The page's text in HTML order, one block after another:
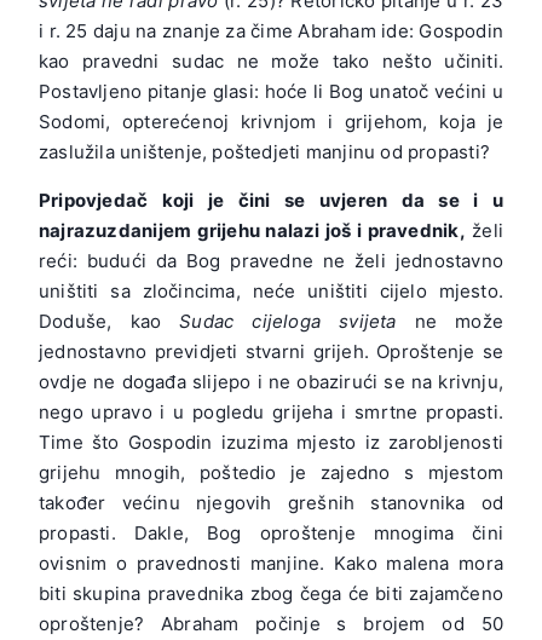
i r. 25 daju na znanje za čime Abraham ide: Gospodin
kao pravedni sudac ne može tako nešto učiniti.
Postavljeno pitanje glasi: hoće li Bog unatoč većini u
Sodomi, opterećenoj krivnjom i grijehom, koja je
zaslužila uništenje, poštedjeti manjinu od propasti?
Pripovjedač koji je čini se uvjeren da se i u
najrazuzdanijem grijehu nalazi još i pravednik, želi
reći: budući da Bog pravedne ne želi jednostavno
uništiti sa zločincima, neće uništiti cijelo mjesto.
Doduše, kaoSudac cijeloga svijeta ne može
jednostavno previdjeti stvarni grijeh. Oproštenje se
ovdje ne događa slijepo i ne obazirući se na krivnju,
nego upravo i u pogledu grijeha i smrtne propasti.
Time što Gospodin izuzima mjesto iz zarobljenosti
grijehu mnogih, poštedio je zajedno s mjestom
također većinu njegovih grešnih stanovnika od
propasti. Dakle, Bog oproštenje mnogima čini
ovisnim o pravednosti manjine. Kako malena mora
biti skupina pravednika zbog čega će biti zajamčeno
oproštenje? Abraham počinje s brojem od 50